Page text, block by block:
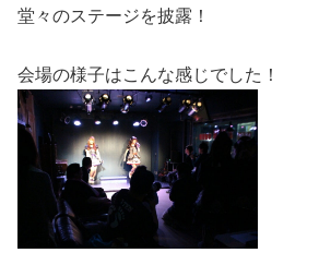
堂々のステージを披露！
会場の様子はこんな感じでした！